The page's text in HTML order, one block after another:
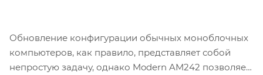
Обновление конфигурации обычных моноблочных
компьютеров, как правило, представляет собой
непростую задачу, однако Modern AM242 позволяет